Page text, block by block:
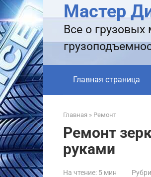
Мастер
Все о
Главная страница
Главная » Ремонт
Ремонт
руками
На чтение: 5 мин